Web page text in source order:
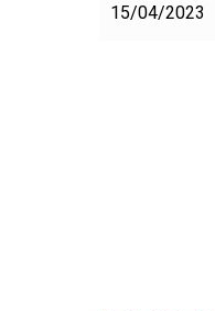
15/04/2023